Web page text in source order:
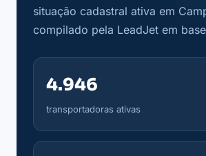
situação cadastral ativa em
compilado pela LeadJet em
4.946
transportadoras ativas